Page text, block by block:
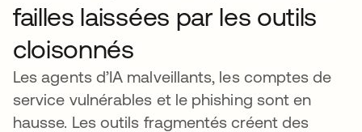
failles laissées par les outils
cloisonnés
Les agents d’IA malveillants, les comptes de
service vulnérables et le phishing sont en
hausse. Les outils fragmentés créent des